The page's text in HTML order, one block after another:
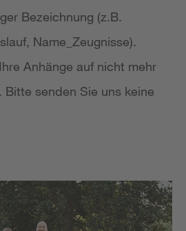
Bezeichnung (z.B.
Name_Zeugnisse).
Anhänge auf nicht mehr
Bitte senden Sie uns keine